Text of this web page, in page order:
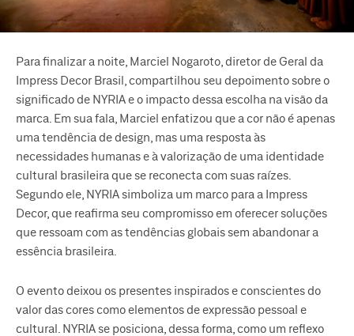
Para finalizar a noite, Marciel Nogaroto, diretor de Geral da
Impress Decor Brasil, compartilhou seu depoimento sobre o
significado de NYRIA e o impacto dessa escolha na visão da
marca. Em sua fala, Marciel enfatizou que a cor não é apenas
uma tendência de design, mas uma resposta às
necessidades humanas e à valorização de uma identidade
cultural brasileira que se reconecta com suas raízes.
Segundo ele, NYRIA simboliza um marco para a Impress
Decor, que reafirma seu compromisso em oferecer soluções
que ressoam com as tendências globais sem abandonar a
essência brasileira.
O evento deixou os presentes inspirados e conscientes do
valor das cores como elementos de expressão pessoal e
cultural. NYRIA se posiciona, dessa forma, como um reflexo